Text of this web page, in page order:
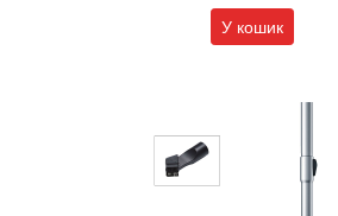
У кошик